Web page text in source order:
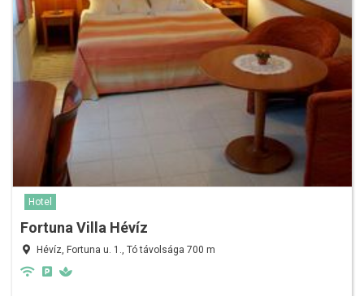
Hotel
Fortuna Villa Hévíz
Hévíz, Fortuna u. 1., Tó távolsága 700 m